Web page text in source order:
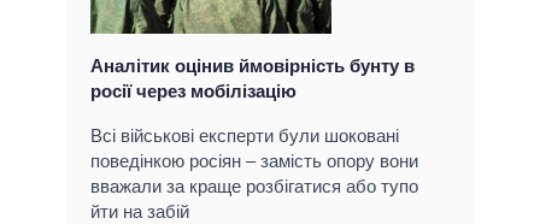
Аналітик оцінив ймовірність бунту в
росії через мобілізацію
Всі військові експерти були шоковані
поведінкою росіян – замість опору вони
вважали за краще розбігатися або тупо
йти на забій